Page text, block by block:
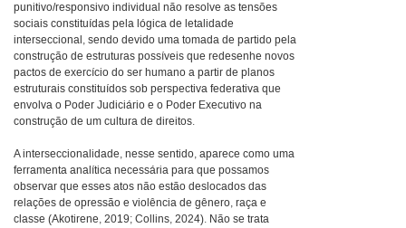
punitivo/responsivo individual não resolve as tensões
sociais constituídas pela lógica de letalidade
interseccional, sendo devido uma tomada de partido pela
construção de estruturas possíveis que redesenhe novos
pactos de exercício do ser humano a partir de planos
estruturais constituídos sob perspectiva federativa que
envolva o Poder Judiciário e o Poder Executivo na
construção de um cultura de direitos.
A interseccionalidade, nesse sentido, aparece como uma
ferramenta analítica necessária para que possamos
observar que esses atos não estão deslocados das
relações de opressão e violência de gênero, raça e
classe (Akotirene, 2019; Collins, 2024). Não se trata